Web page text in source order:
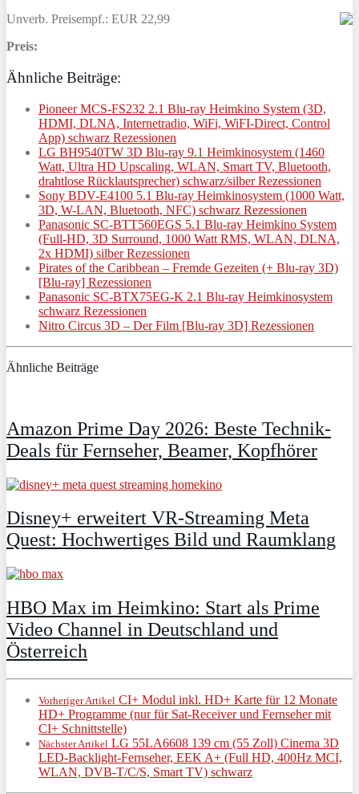
Unverb. Preisempf.: EUR 22,99
Preis:
Ähnliche Beiträge:
Pioneer MCS-FS232 2.1 Blu-ray Heimkino System (3D,
HDMI, DLNA, Internetradio, WiFi, WiFI-Direct, Control
App) schwarz Rezessionen
LG BH9540TW 3D Blu-ray 9.1 Heimkinosystem (1460
Watt, Ultra HD Upscaling, WLAN, Smart TV, Bluetooth,
drahtlose Rücklautsprecher) schwarz/silber Rezessionen
Sony BDV-E4100 5.1 Blu-ray Heimkinosystem (1000 Watt,
3D, W-LAN, Bluetooth, NFC) schwarz Rezessionen
Panasonic SC-BTT560EGS 5.1 Blu-ray Heimkino System
(Full-HD, 3D Surround, 1000 Watt RMS, WLAN, DLNA,
2x HDMI) silber Rezessionen
Pirates of the Caribbean – Fremde Gezeiten (+ Blu-ray 3D)
[Blu-ray] Rezessionen
Panasonic SC-BTX75EG-K 2.1 Blu-ray Heimkinosystem
schwarz Rezessionen
Nitro Circus 3D – Der Film [Blu-ray 3D] Rezessionen
Ähnliche Beiträge
Amazon Prime Day 2026: Beste Technik-
Deals für Fernseher, Beamer, Kopfhörer
Disney+ erweitert VR‑Streaming Meta
Quest: Hochwertiges Bild und Raumklang
HBO Max im Heimkino: Start als Prime
Video Channel in Deutschland und
Österreich
Vorheriger Artikel CI+ Modul inkl. HD+ Karte für 12 Monate
HD+ Programme (nur für Sat-Receiver und Fernseher mit
CI+ Schnittstelle)
Nächster Artikel LG 55LA6608 139 cm (55 Zoll) Cinema 3D
LED-Backlight-Fernseher, EEK A+ (Full HD, 400Hz MCI,
WLAN, DVB-T/C/S, Smart TV) schwarz